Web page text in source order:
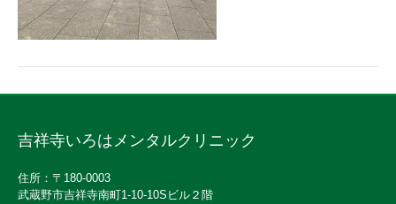
吉祥寺いろはメンタルクリニック
住所：〒180-0003
武蔵野市吉祥寺南町1-10-10Sビル２階